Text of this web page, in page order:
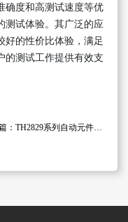
确度和高测试速度等优
测试体验。其广泛的应
好的性价比体验，满足
的测试工作提供有效支
下一篇：TH2829系列自动元件分析仪的功能与应用